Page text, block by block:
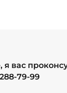
я вас
79-99